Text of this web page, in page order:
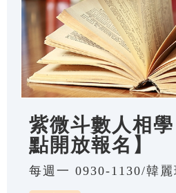
紫微斗數人相
點開放報名】
每週一 0930-1130/韓麗